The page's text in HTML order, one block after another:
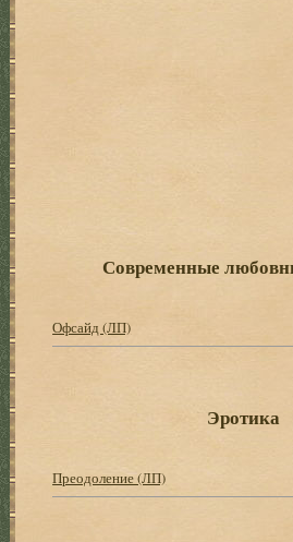
Современные
Офсайд (ЛП)
Эротика
Преодоление (ЛП)